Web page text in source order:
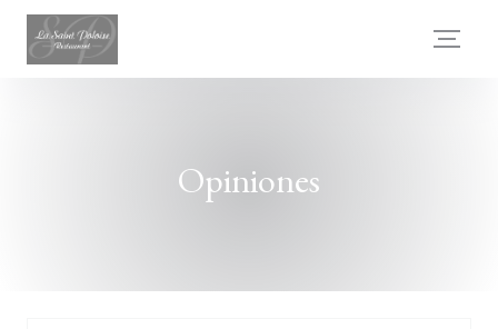
Personalización de sus opciones de cookies
Opiniones